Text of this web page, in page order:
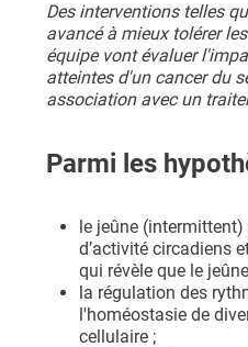
Des interventions telles
avancé à mieux tolérer
équipe vont évaluer
atteintes d'un cancer du
association avec un
Parmi les
le jeûne
d’activité circadiens
qui révèle que le
la régulation des
l'homéostasie de
cellulaire ;